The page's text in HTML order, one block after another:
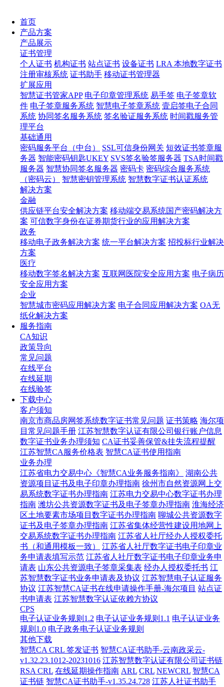
首页
产品方案
产品展示
证书管理
个人证书 机构证书 站点证书 设备证书 LRA 本地数字证书
注册审核系统 证书助手 移动证书管理器
扩展应用
智慧证书管家APP 电子印章管理系统 易手签 电子签章软
件 电子签章服务系统 智慧电子签章系统 壹启签电子合同
系统 协同签名服务系统 签名验证服务系统 时间戳服务管
理平台
基础通用
密码服务平台（中台）
SSL可信身份网关 短效证书签章服
务器 智能密码钥匙UKEY SVS签名验签服务器 TSA时间戳
服务器 智慧协同签名服务器 密码卡 密码综合服务系统
（密码云）
智慧密钥管理系统 智慧数字证书认证系统
解决方案
金融
供应链平台安全解决方案 移动端交易系统国产密码解决方
案 可信数字身份在证券期货行业的应用解决方案
政务
移动电子政务解决方案 统一平台解决方案 招投标行业解决
方案
医疗
移动数字签名解决方案 互联网医院安全应用方案 电子病历
安全应用方案
企业
智慧城市密码应用解决方案 电子合同应用解决方案 OA无
纸化解决方案
服务指南
CA知识
政策导向
常见问题
在线平台
在线延期
在线验签
下载中心
客户须知
南京市商品房网签系统数字证书常见问题 证书策略 海尔项
目常见问题手册 江苏智慧数字认证有限公司银行账户信息
数字证书业务办理须知 CA证书妥善保管&挂失流程提醒
江苏智慧CA服务价格表 智慧CA证书使用指南
业务办理
江苏省电力交易中心《智慧CA业务服务指南》
湖南公共
资源项目证书及电子印章办理指南 徐州市自然资源网上交
易系统数字证书办理指南 江苏电力交易中心数字证书办理
指南 潍坊公共资源数字证书及电子签章办理指南 淮海经济
区土地要素市场项目数字证书办理指南 聊城公共资源数字
证书及电子签章办理指南 江苏省集体经营性建设用地网上
交易系统数字证书办理指南 江苏省人社厅经办人授权委托
书（和通用模板一致）
江苏省人社厅数字证书电子印章业
务申请表填写示范 江苏省人社厅数字证书电子印章业务申
请表 山东公共资源电子签章采集表 经办人授权委托书 江
苏智慧数字证书业务申请表及协议 江苏智慧电子认证服务
协议 江苏智慧CA证书在线申请操作手册-海尔项目 站点证
书申请表 江苏智慧数字认证依赖方协议
CPS
电子认证业务规则1.2 电子认证业务规则1.1 电子认证业务
规则1.0 电子政务电子认证业务规则
其他下载
智慧CA CRL 签发证书 智慧CA证书助手-云南政采云-
v1.32.23.1012-20231016 江苏智慧数字认证有限公司证书链
RSA CRL 在线延期操作指南 ARL CRL NEWCRL 智慧CA
证书链 智慧CA证书助手-v1.35.24.728 江苏人社证书助手